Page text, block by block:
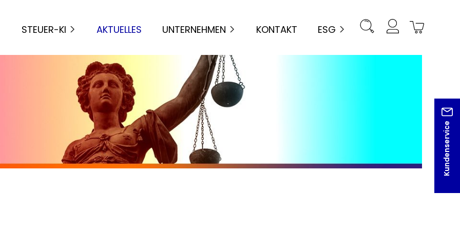
STEUER-KI AKTUELLES UNTERNEHMEN KONTAKT ESG
Kundenservice